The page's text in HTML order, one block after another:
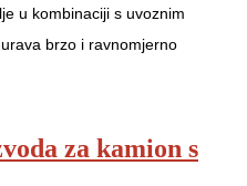
u kombinaciji s uvoznim
brzo i ravnomjerno
za kamion s